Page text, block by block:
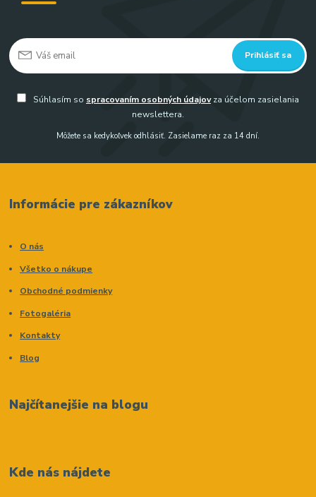
Prihlásiť sa
Súhlasím so spracovaním osobných údajovza účelom zasielania
newslettera.
Môžete sa kedykoľvek odhlásiť. Zasielame raz za 14 dní.
Informácie pre zákazníkov
O nás
Všetko o nákupe
Obchodné podmienky
Fotogaléria
Kontakty
Blog
Najčítanejšie na blogu
Kde nás nájdete